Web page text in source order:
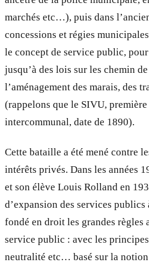
marchés etc…), puis dans
concessions et régies
le concept de service public,
jusqu’à des lois sur les chemin
l’aménagement des marais, des
(rappelons que le SIVU,
intercommunal, date de 1890).
Cette bataille a été mené contre
intérêts privés. Dans les années
et son élève Louis Rolland en
d’expansion des services
fondé en droit les grandes règles
service public : avec les
neutralité etc… basé sur la